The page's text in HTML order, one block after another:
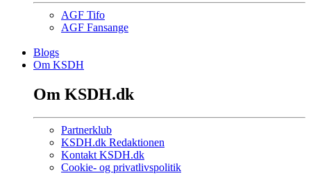
AGF Tifo
AGF Fansange
Blogs
Om KSDH
Om KSDH.dk
Partnerklub
KSDH.dk Redaktionen
Kontakt KSDH.dk
Cookie- og privatlivspolitik